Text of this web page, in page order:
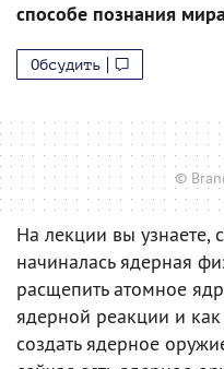
способе познания мира
Обсудить
©
На лекции вы узнаете,
начиналась ядерная
расщепить атомное
ядерной реакции и как
создать ядерное